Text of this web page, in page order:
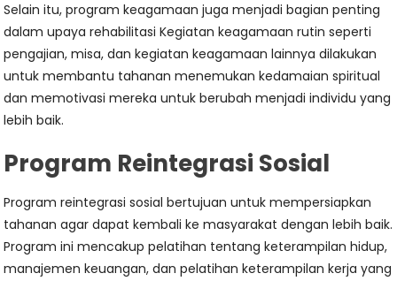
Selain itu, program keagamaan juga menjadi bagian penting
dalam upaya rehabilitasi Kegiatan keagamaan rutin seperti
pengajian, misa, dan kegiatan keagamaan lainnya dilakukan
untuk membantu tahanan menemukan kedamaian spiritual
dan memotivasi mereka untuk berubah menjadi individu yang
lebih baik.
Program Reintegrasi Sosial
Program reintegrasi sosial bertujuan untuk mempersiapkan
tahanan agar dapat kembali ke masyarakat dengan lebih baik.
Program ini mencakup pelatihan tentang keterampilan hidup,
manajemen keuangan, dan pelatihan keterampilan kerja yang